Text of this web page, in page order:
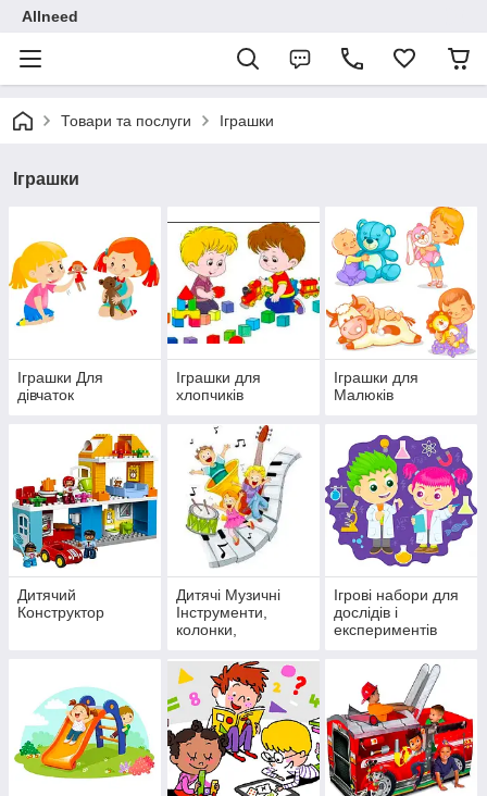
Allneed
Товари та послуги Іграшки
Іграшки
Іграшки Для
дівчаток
Іграшки для
хлопчиків
Іграшки для
Малюків
Дитячий
Конструктор
Дитячі Музичні
Інструменти,
колонки,
Ігрові набори для
дослідів і
експериментів